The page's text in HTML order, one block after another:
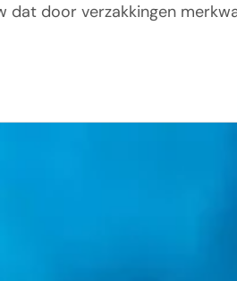
dat door verzakkingen